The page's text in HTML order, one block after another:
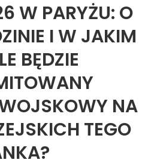
W PARYŻU: O
I W JAKIM
BĘDZIE
NA
TEGO